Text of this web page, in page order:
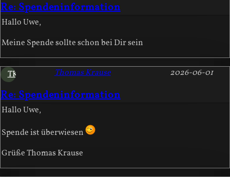
Re: Spendeninformation
Hallo Uwe,
Meine Spende sollte schon bei Dir sein
TK
Re: Spendeninformation
2026-06-01
Thomas Krause
Hallo Uwe,
Spende ist überwiesen
Grüße Thomas Krause